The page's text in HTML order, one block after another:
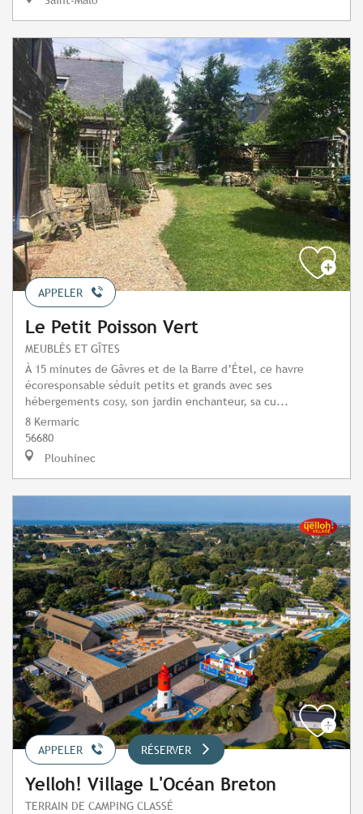
APPELER
Le Petit Poisson Vert
MEUBLÉS ET GÎTES
À 15 minutes de Gâvres et de la Barre d’Étel, ce havre
écoresponsable séduit petits et grands avec ses
hébergements cosy, son jardin enchanteur, sa cu...
8 Kermaric
56680
Plouhinec
APPELER RÉSERVER
Yelloh! Village L'Océan Breton
TERRAIN DE CAMPING CLASSÉ